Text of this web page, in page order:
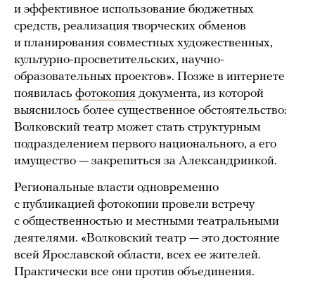
и эффективное использование бюджетных
средств, реализация творческих обменов
и планирования совместных художественных,
культурно-просветительских, научно-
образовательных проектов». Позже в интернете
появилась фотокопия документа, из которой
выяснилось более существенное обстоятельство:
Волковский театр может стать структурным
подразделением первого национального, а его
имущество — закрепиться за Александринкой.
Региональные власти одновременно
с публикацией фотокопии провели встречу
с общественностью и местными театральными
деятелями. «Волковский театр — это достояние
всей Ярославской области, всех ее жителей.
Практически все они против объединения.